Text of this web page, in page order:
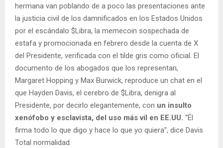
hermana van poblando de a poco las presentaciones ante
la justicia civil de los damnificados en los Estados Unidos
por el escándalo $Libra, la memecoin sospechada de
estafa y promocionada en febrero desde la cuenta de X
del Presidente, verificada con el tilde gris como oficial. El
documento de los abogados que los representan,
Margaret Hopping y Max Burwick, reproduce un chat en el
que Hayden Davis, el cerebro de $Libra, denigra al
Presidente, por decirlo elegantemente, con un insulto
xenófobo y esclavista, del uso más vil en EE.UU. “Él
firma todo lo que digo y hace lo que yo quiera”, dice Davis.
Total normalidad.